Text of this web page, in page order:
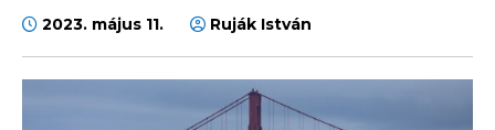
2023. május 11. Ruják István